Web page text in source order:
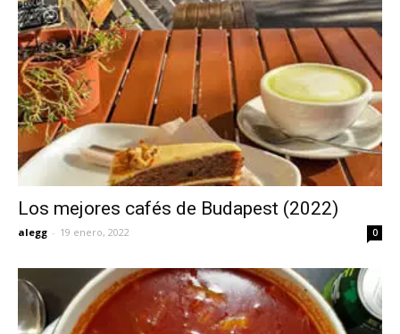
Los mejores cafés de Budapest (2022)
alegg - 19 enero, 2022 0